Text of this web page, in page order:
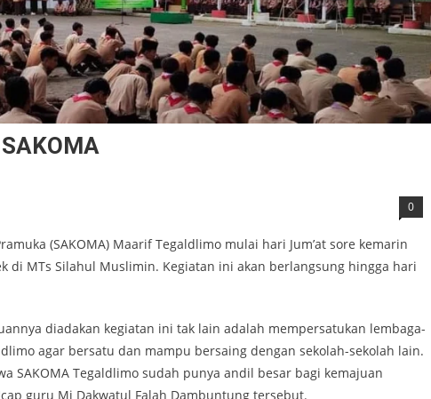
0
(SAKOMA) Maarif Tegaldlimo mulai hari Jum’at sore kemarin
di MTs Silahul Muslimin. Kegiatan ini akan berlangsung hingga hari
diadakan kegiatan ini tak lain adalah mempersatukan lembaga-
agar bersatu dan mampu bersaing dengan sekolah-sekolah lain.
SAKOMA Tegaldlimo sudah punya andil besar bagi kemajuan
guru Mi Dakwatul Falah Dambuntung tersebut.